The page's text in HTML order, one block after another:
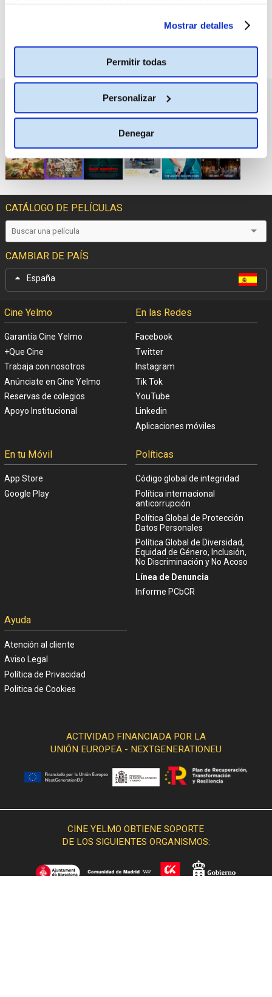
Mostrar detalles
Permitir todas
Personalizar
Denegar
PRÓXIMOS ESTRENOS
CATÁLOGO DE PELÍCULAS
CAMBIAR DE PAÍS
España
Cine Yelmo
Garantía Cine Yelmo
+Que Cine
Trabaja con nosotros
Anúnciate en Cine Yelmo
Reservas de colegios
Apoyo Institucional
En las Redes
Facebook
Twitter
Instagram
Tik Tok
YouTube
Linkedin
Aplicaciones móviles
En tu Móvil
App Store
Google Play
Políticas
Código global de integridad
Política internacional
anticorrupción
Política Global de Protección
Datos Personales
Política Global de Diversidad,
Equidad de Género, Inclusión,
No Discriminación y No Acoso
Línea de Denuncia
Informe PCbCR
Ayuda
Atención al cliente
Aviso Legal
Política de Privacidad
Politica de Cookies
ACTIVIDAD FINANCIADA POR LA
UNIÓN EUROPEA - NEXTGENERATIONEU
CINE YELMO OBTIENE SOPORTE
DE LOS SIGUIENTES ORGANISMOS: